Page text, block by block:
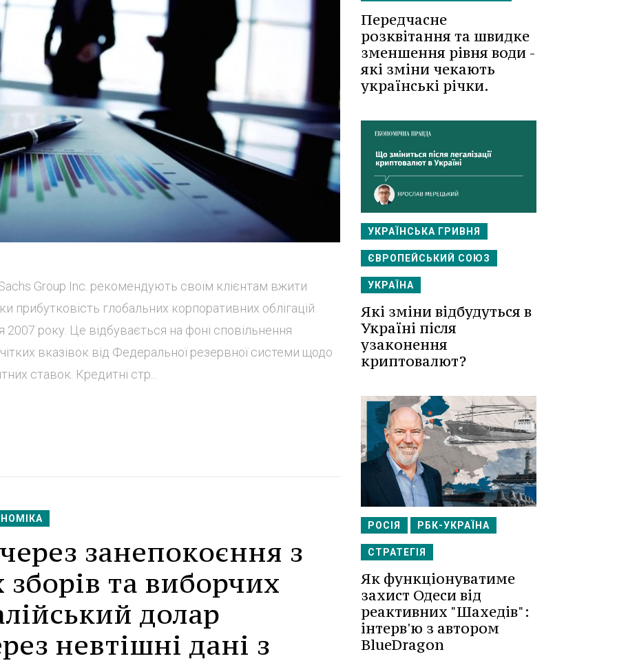
Group Inc. рекомендують своїм клієнтам вжити
прибутковість глобальних корпоративних облігацій
року. Це відбувається на фоні сповільнення
вказівок від Федеральної резервної системи щодо
ставок. Кредитні стр...
занепокоєння з
та виборчих
долар
невтішні дані з
Передчасне
розквітання та швидке
зменшення рівня води -
які зміни чекають
українські річки.
УКРАЇНСЬКА ГРИВНЯ
ЄВРОПЕЙСЬКИЙ СОЮЗ
УКРАЇНА
Які зміни відбудуться в
Україні після
узаконення
криптовалют?
РОСІЯ РБК-УКРАЇНА
СТРАТЕГІЯ
Як функціонуватиме
захист Одеси від
реактивних "Шахедів":
інтерв'ю з автором
BlueDragon